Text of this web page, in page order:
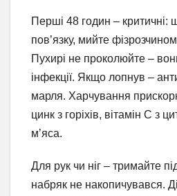
Перші 48 годин – критичні:
пов’язку, мийте
Пухирі не проколюйте –
інфекції. Якщо лопнув –
марля. Харчування
цинк з горіхів, вітамін C з
м’яса.
Для рук чи ніг – тримайте
набряк не накопичувався.